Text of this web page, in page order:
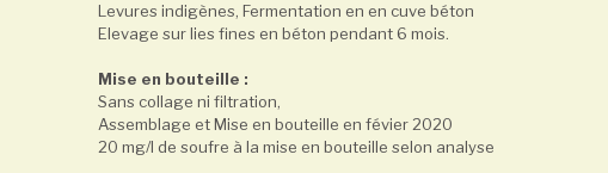
Levures indigènes, Fermentation en en cuve béton
Elevage sur lies fines en béton pendant 6 mois.
Mise en bouteille :
Sans collage ni filtration,
Assemblage et Mise en bouteille en févier 2020
20 mg/l de soufre à la mise en bouteille selon analyse